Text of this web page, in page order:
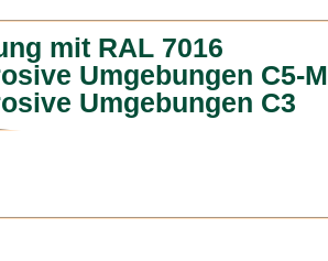
mit RAL 7016
Umgebungen C5-M
Umgebungen C3